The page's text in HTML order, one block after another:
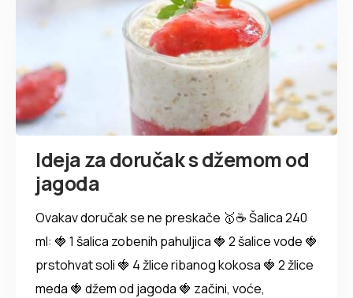
Ideja za doručak s džemom od
jagoda
Ovakav doručak se ne preskače 🥇☕ Šalica 240
ml: 🍓 1 šalica zobenih pahuljica 🍓 2 šalice vode 🍓
prstohvat soli 🍓 4 žlice ribanog kokosa 🍓 2 žlice
meda 🍓 džem od jagoda 🍓 začini, voće,